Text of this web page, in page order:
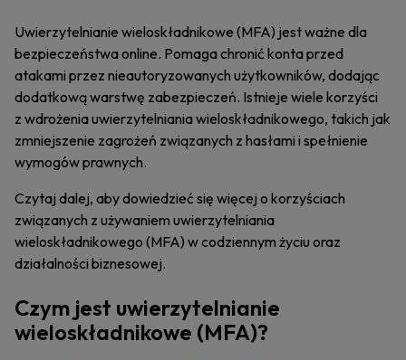
Uwierzytelnianie wieloskładnikowe (MFA) jest ważne dla
bezpieczeństwa online. Pomaga chronić konta przed
atakami przez nieautoryzowanych użytkowników, dodając
dodatkową warstwę zabezpieczeń. Istnieje wiele korzyści
z wdrożenia uwierzytelniania wieloskładnikowego, takich jak
zmniejszenie zagrożeń związanych z hasłami i spełnienie
wymogów prawnych.
Czytaj dalej, aby dowiedzieć się więcej o korzyściach
związanych z używaniem uwierzytelniania
wieloskładnikowego (MFA) w codziennym życiu oraz
działalności biznesowej.
Czym jest uwierzytelnianie
wieloskładnikowe (MFA)?